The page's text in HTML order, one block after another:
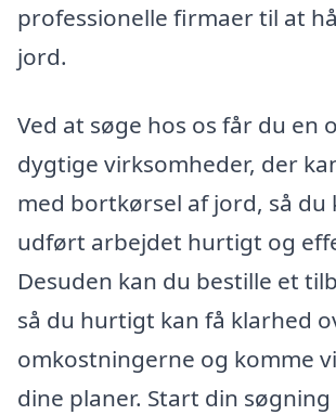
professionelle firmaer til at
jord.
Ved at søge hos os får du en
dygtige virksomheder, der
med bortkørsel af jord, så du
udført arbejdet hurtigt og
Desuden kan du bestille et
så du hurtigt kan få klarhed
omkostningerne og komme
dine planer. Start din